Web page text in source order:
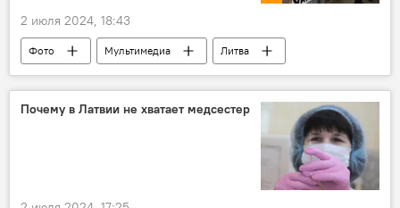
2 июля 2024, 18:43
Фото Мультимедиа
Литва
вода
Почему в Латвии не хватает медсестер